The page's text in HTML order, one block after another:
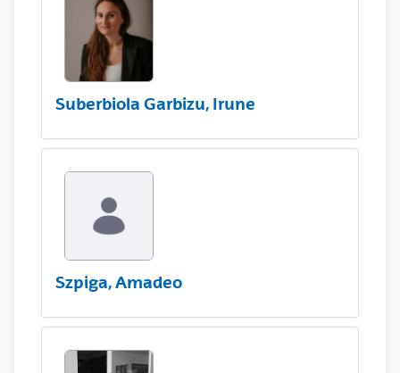
Suberbiola Garbizu, Irune
Szpiga, Amadeo